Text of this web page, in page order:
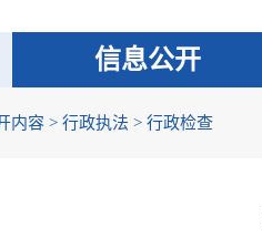
信息公开
内容 > 行政执法 > 行政检查